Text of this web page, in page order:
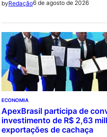
byRedação6 de agosto de 2026
ECONOMIA
ApexBrasil participa de
investimento de R$ 2,63
exportações de cachaça